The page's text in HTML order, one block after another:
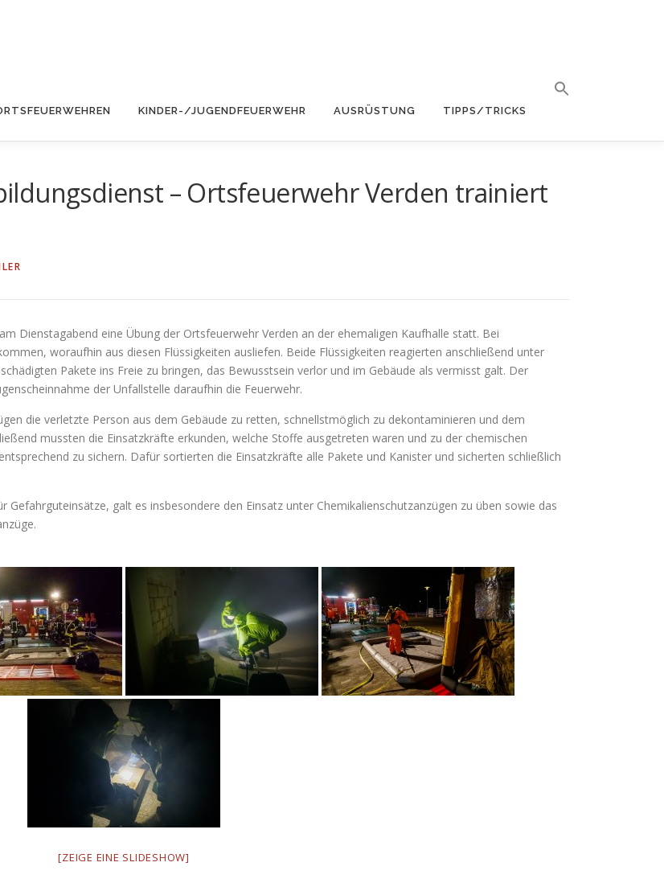
KINDER-/JUGENDFEUERWEHR AUSRÜSTUNG TIPPS/TRICKS
– Ortsfeuerwehr Verden trainiert
Dienstagabend eine Übung der Ortsfeuerwehr Verden an der ehemaligen Kaufhalle statt. Bei
woraufhin aus diesen Flüssigkeiten ausliefen. Beide Flüssigkeiten reagierten anschließend unter
Pakete ins Freie zu bringen, das Bewusstsein verlor und im Gebäude als vermisst galt. Der
der Unfallstelle daraufhin die Feuerwehr.
die verletzte Person aus dem Gebäude zu retten, schnellstmöglich zu dekontaminieren und dem
mussten die Einsatzkräfte erkunden, welche Stoffe ausgetreten waren und zu der chemischen
zu sichern. Dafür sortierten die Einsatzkräfte alle Pakete und Kanister und sicherten schließlich
galt es insbesondere den Einsatz unter Chemikalienschutzanzügen zu üben sowie das
[ZEIGE EINE SLIDESHOW]